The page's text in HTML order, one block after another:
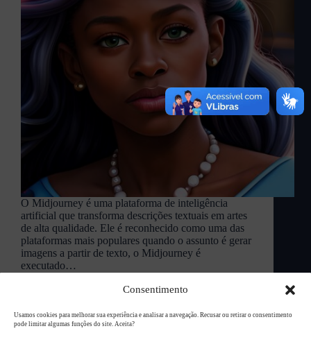
Consentimento
Usamos cookies para melhorar sua experiência e analisar a navegação. Recusar ou retirar o consentimento
pode limitar algumas funções do site. Aceita?
O Midjourney é uma plataforma de inteligência
artificial que transforma descrições textuais em artes
de alta qualidade. Ele é reconhecido como uma das
plataformas mais populares quando o assunto é gerar
imagens a partir de texto, o Midjourney é
executado…